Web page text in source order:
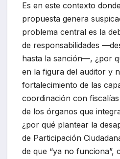
Es en este contexto
propuesta genera
problema central es la
de responsabilidades
hasta la sanción—, ¿por
en la figura del auditor y
fortalecimiento de las
coordinación con
de los órganos que
¿por qué plantear la
de Participación
de que “ya no funciona”,